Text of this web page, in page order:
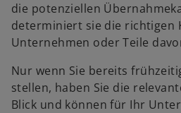
die potenziellen
determiniert sie die richtigen
Unternehmen oder Teile
Nur wenn Sie bereits
stellen, haben Sie die
Blick und können für Ihr